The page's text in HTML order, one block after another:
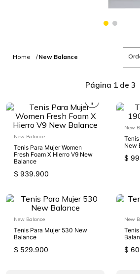
New Balance
Página 1 de 3
New Balance
Tenis Para Mujer Women
Fresh Foam X Hierro V9 New
Balance
$ 939.900
New
New
$
New Balance
Tenis Para Mujer 530 New
Balance
$ 529.900
New
$